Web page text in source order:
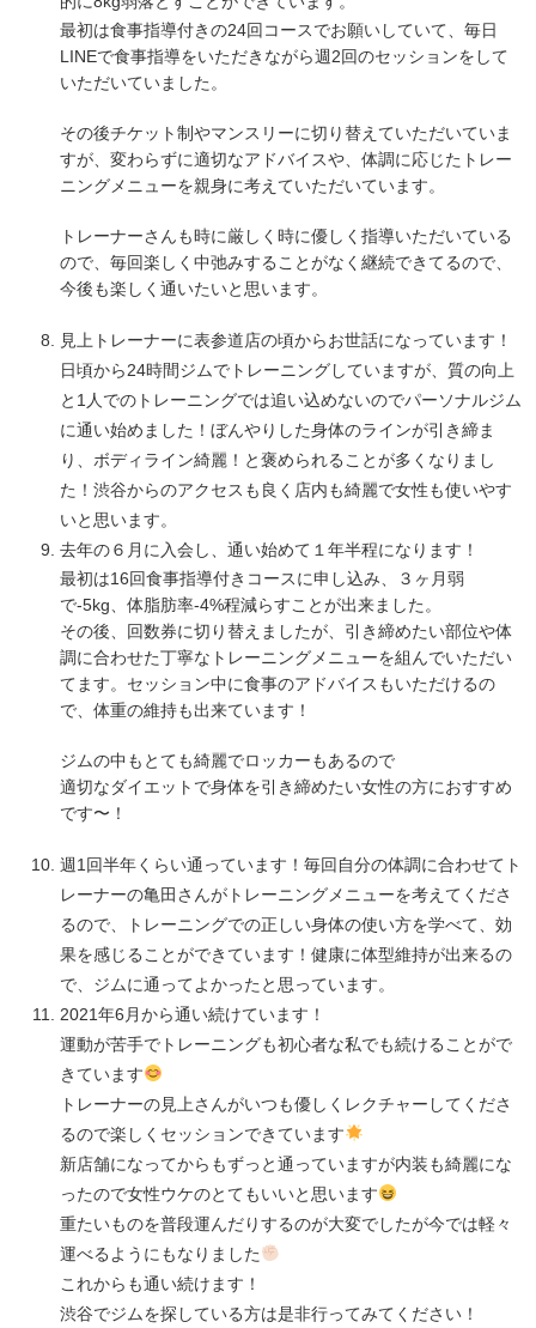
最初は食事指導付きの24回コースでお願いしていて、毎日
LINEで食事指導をいただきながら週2回のセッションをして
いただいていました。
その後チケット制やマンスリーに切り替えていただいていま
すが、変わらずに適切なアドバイスや、体調に応じたトレー
ニングメニューを親身に考えていただいています。
トレーナーさんも時に厳しく時に優しく指導いただいている
ので、毎回楽しく中弛みすることがなく継続できてるので、
今後も楽しく通いたいと思います。
見上トレーナーに表参道店の頃からお世話になっています！
日頃から24時間ジムでトレーニングしていますが、質の向上
と1人でのトレーニングでは追い込めないのでパーソナルジム
に通い始めました！ぼんやりした身体のラインが引き締ま
り、ボディライン綺麗！と褒められることが多くなりまし
た！渋谷からのアクセスも良く店内も綺麗で女性も使いやす
いと思います。
去年の６月に入会し、通い始めて１年半程になります！
最初は16回食事指導付きコースに申し込み、３ヶ月弱
で-5kg、体脂肪率-4%程減らすことが出来ました。
その後、回数券に切り替えましたが、引き締めたい部位や体
調に合わせた丁寧なトレーニングメニューを組んでいただい
てます。セッション中に食事のアドバイスもいただけるの
で、体重の維持も出来ています！
ジムの中もとても綺麗でロッカーもあるので
適切なダイエットで身体を引き締めたい女性の方におすすめ
です〜！
週1回半年くらい通っています！毎回自分の体調に合わせてト
レーナーの亀田さんがトレーニングメニューを考えてくださ
るので、トレーニングでの正しい身体の使い方を学べて、効
果を感じることができています！健康に体型維持が出来るの
で、ジムに通ってよかったと思っています。
2021年6月から通い続けています！
運動が苦手でトレーニングも初心者な私でも続けることがで
きています
トレーナーの見上さんがいつも優しくレクチャーしてくださ
るので楽しくセッションできています
新店舗になってからもずっと通っていますが内装も綺麗にな
ったので女性ウケのとてもいいと思います
重たいものを普段運んだりするのが大変でしたが今では軽々
運べるようにもなりました
これからも通い続けます！
渋谷でジムを探している方は是非行ってみてください！